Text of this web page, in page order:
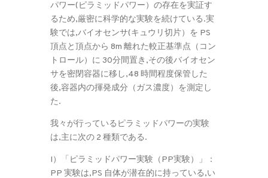
パワー(ピラミッドパワー）の存在を実証す
るため,厳密に科学的な実験を続けている.実
験では,バイオセンサ(キュウリ切片）を PS
頂点と頂点から 8m 離れた較正基準点（コン
トロール）に 30分間置き,その後バイオセン
サを密閉容器に移し,48 時間程度保管した
後,容器内の揮発成分（ガス濃度）を測定し
た.
我々が行っているピラミッドパワーの実験
は,主に次の 2 種類である.
I）「ピラミッドパワー実験（PP実験）」：
PP 実験は,PS 自体が潜在的に持っている,い